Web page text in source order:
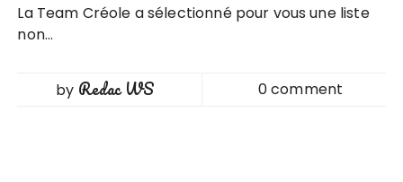
La Team Créole a sélectionné pour vous une liste
non…
by Redac WS 0 comment